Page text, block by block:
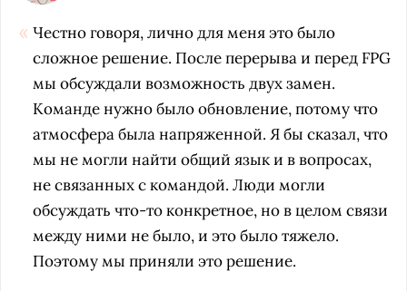
Честно говоря,личнодля меня это было
сложное решение. После перерыва и перед FPG
мы обсуждали возможность двух замен.
Команде нужно было обновление, потому что
атмосфера была напряженной. Я бы сказал, что
мы не могли найти общий язык и в вопросах,
не связанных с командой. Люди могли
обсуждать что-то конкретное, но в целом связи
между ними не было, и это было тяжело.
Поэтому мы приняли это решение.